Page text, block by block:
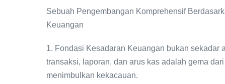
Sebuah Pengembangan Komprehensif
Keuangan
1. Fondasi Kesadaran Keuangan bukan sekadar
transaksi, laporan, dan arus kas adalah gema
menimbulkan kekacauan.